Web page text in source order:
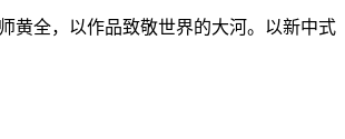
黄全，以作品致敬世界的大河。以新中式